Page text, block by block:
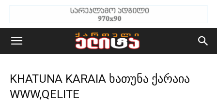
KHATUNA KARAIA ხათუნა ქარაია
WWW,QELITE